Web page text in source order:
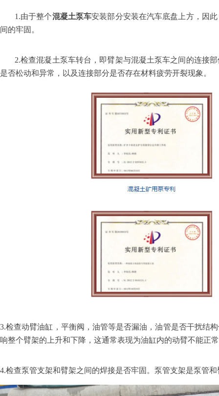
1 .由于整个混凝土泵车安装部分安装在汽车底盘上方，因
间的牢固。
2.检查混凝土泵车转台，即臂架与混凝土泵车之间的连接
是否松动和异常，以及连接部分是否存在材料疲劳开裂现象。
3.检查动臂油缸，平衡阀，油管等是否漏油，油管是否干扰结
响整个臂架的上升和下降，这通常表现为油缸内的动臂不能正
4.检查泵管支架和臂架之间的焊接是否牢固。泵管支架是泵管